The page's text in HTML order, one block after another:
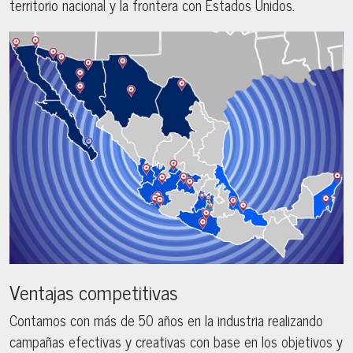
territorio nacional y la frontera con Estados Unidos.
Ventajas competitivas
Contamos con más de 50 años en la industria realizando
campañas efectivas y creativas con base en los objetivos y